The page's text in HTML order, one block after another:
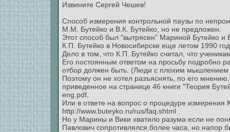
Извините Сергей Чешев!
Способ измерения контрольной паузы по
М.М. Бутейко и В.К. Бутейко, но не предложен.
Этот способ был "вытрясен" Мариной Бутейко и
К.П. Бутейко в Новосибирске еще летом 1990
Дело в том, что К.П. Бутейко считал, что
Его постоянным ответом на просьбу подробно
отбор должен быть. (Люди с плохим
Поэтому он не хотел разъяснять, по его
приведенное на странице 46 книги "Теория
eng.pdf,
Или в ответе на вопрос о процедуре измерения
http://www.buteyko.ru/rus/faq.shtml .
Но у Марины и Вики хватило разума если не
Павлович сопротивлялся более часа, но напор